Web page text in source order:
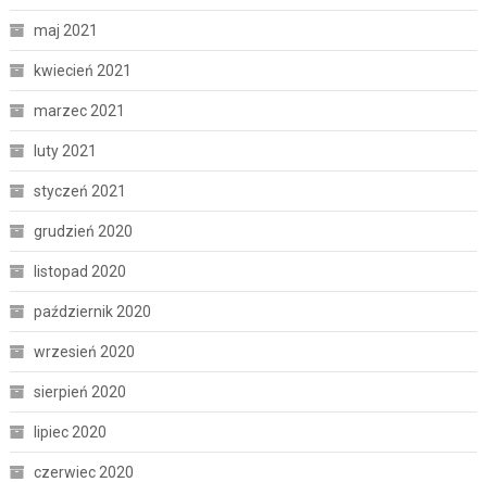
maj 2021
kwiecień 2021
marzec 2021
luty 2021
styczeń 2021
grudzień 2020
listopad 2020
październik 2020
wrzesień 2020
sierpień 2020
lipiec 2020
czerwiec 2020